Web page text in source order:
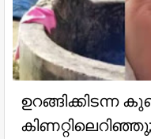
ഉറങ്ങിക്കിടന്ന